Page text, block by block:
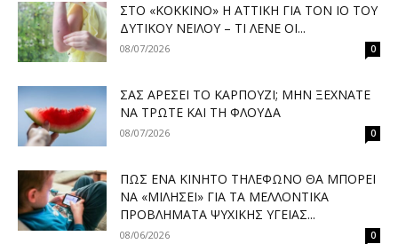
ΣΤΟ «ΚΌΚΚΙΝΟ» Η ΑΤΤΙΚΉ ΓΙΑ ΤΟΝ ΙΌ ΤΟΥ
ΔΥΤΙΚΟΎ ΝΕΊΛΟΥ – ΤΙ ΛΈΝΕ ΟΙ...
08/07/2026 0
ΣΑΣ ΑΡΈΣΕΙ ΤΟ ΚΑΡΠΟΎΖΙ; ΜΗΝ ΞΕΧΝΆΤΕ
ΝΑ ΤΡΏΤΕ ΚΑΙ ΤΗ ΦΛΟΎΔΑ
08/07/2026 0
ΠΏΣ ΈΝΑ ΚΙΝΗΤΌ ΤΗΛΈΦΩΝΟ ΘΑ ΜΠΟΡΕΊ
ΝΑ «ΜΙΛΉΣΕΙ» ΓΙΑ ΤΑ ΜΕΛΛΟΝΤΙΚΆ
ΠΡΟΒΛΉΜΑΤΑ ΨΥΧΙΚΉΣ ΥΓΕΊΑΣ...
08/06/2026 0